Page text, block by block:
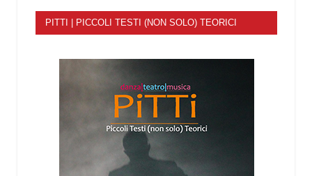
PITTI | PICCOLI TESTI (NON SOLO) TEORICI